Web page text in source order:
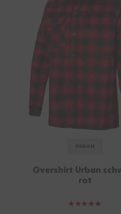
Overshirt Urban
rot
Bewertung: